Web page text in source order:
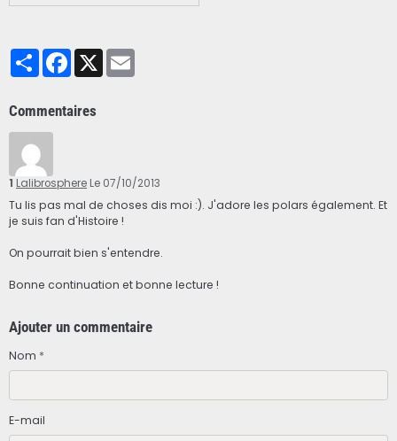
PartagerFacebook
X
Commentaires
1 Lalibrosphere Le 07/10/2013
Tu lis pas mal de choses dis moi :). J'adore les polars également. Et
je suis fan d'Histoire !
On pourrait bien s'entendre.
Bonne continuation et bonne lecture !
Ajouter un commentaire
Nom
E-mail